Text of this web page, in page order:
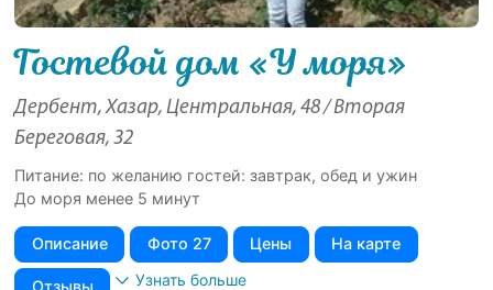
Гостевой дом «У моря»
Дербент, Хазар, Центральная, 48 / Вторая
Береговая, 32
Питание: по желанию гостей: завтрак, обед и ужин
До моря менее 5 минут
Описание Фото 27 Цены На карте
Отзывы Узнать больше